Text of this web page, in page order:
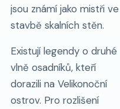
jsou známí jako mistři ve
stavbě skalních stěn.
Existují legendy o druhé
vlně osadníků, kteří
dorazili na Velikonoční
ostrov. Pro rozlišení